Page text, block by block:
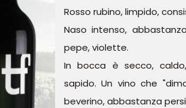
Rosso rubino, limpido,
Naso intenso,
pepe, violette.
In bocca è secco,
sapido. Un vino che
beverino, abbastanza